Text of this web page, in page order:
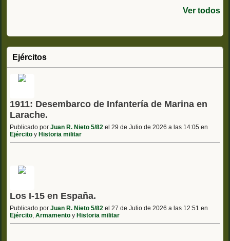
Ver todos
Ejércitos
1911: Desembarco de Infantería de Marina en
Larache.
Publicado por Juan R. Nieto 5/82 el 29 de Julio de 2026 a las 14:05 en
Ejército y Historia militar
Los I-15 en España.
Publicado por Juan R. Nieto 5/82 el 27 de Julio de 2026 a las 12:51 en
Ejército Armamento y Historia militar